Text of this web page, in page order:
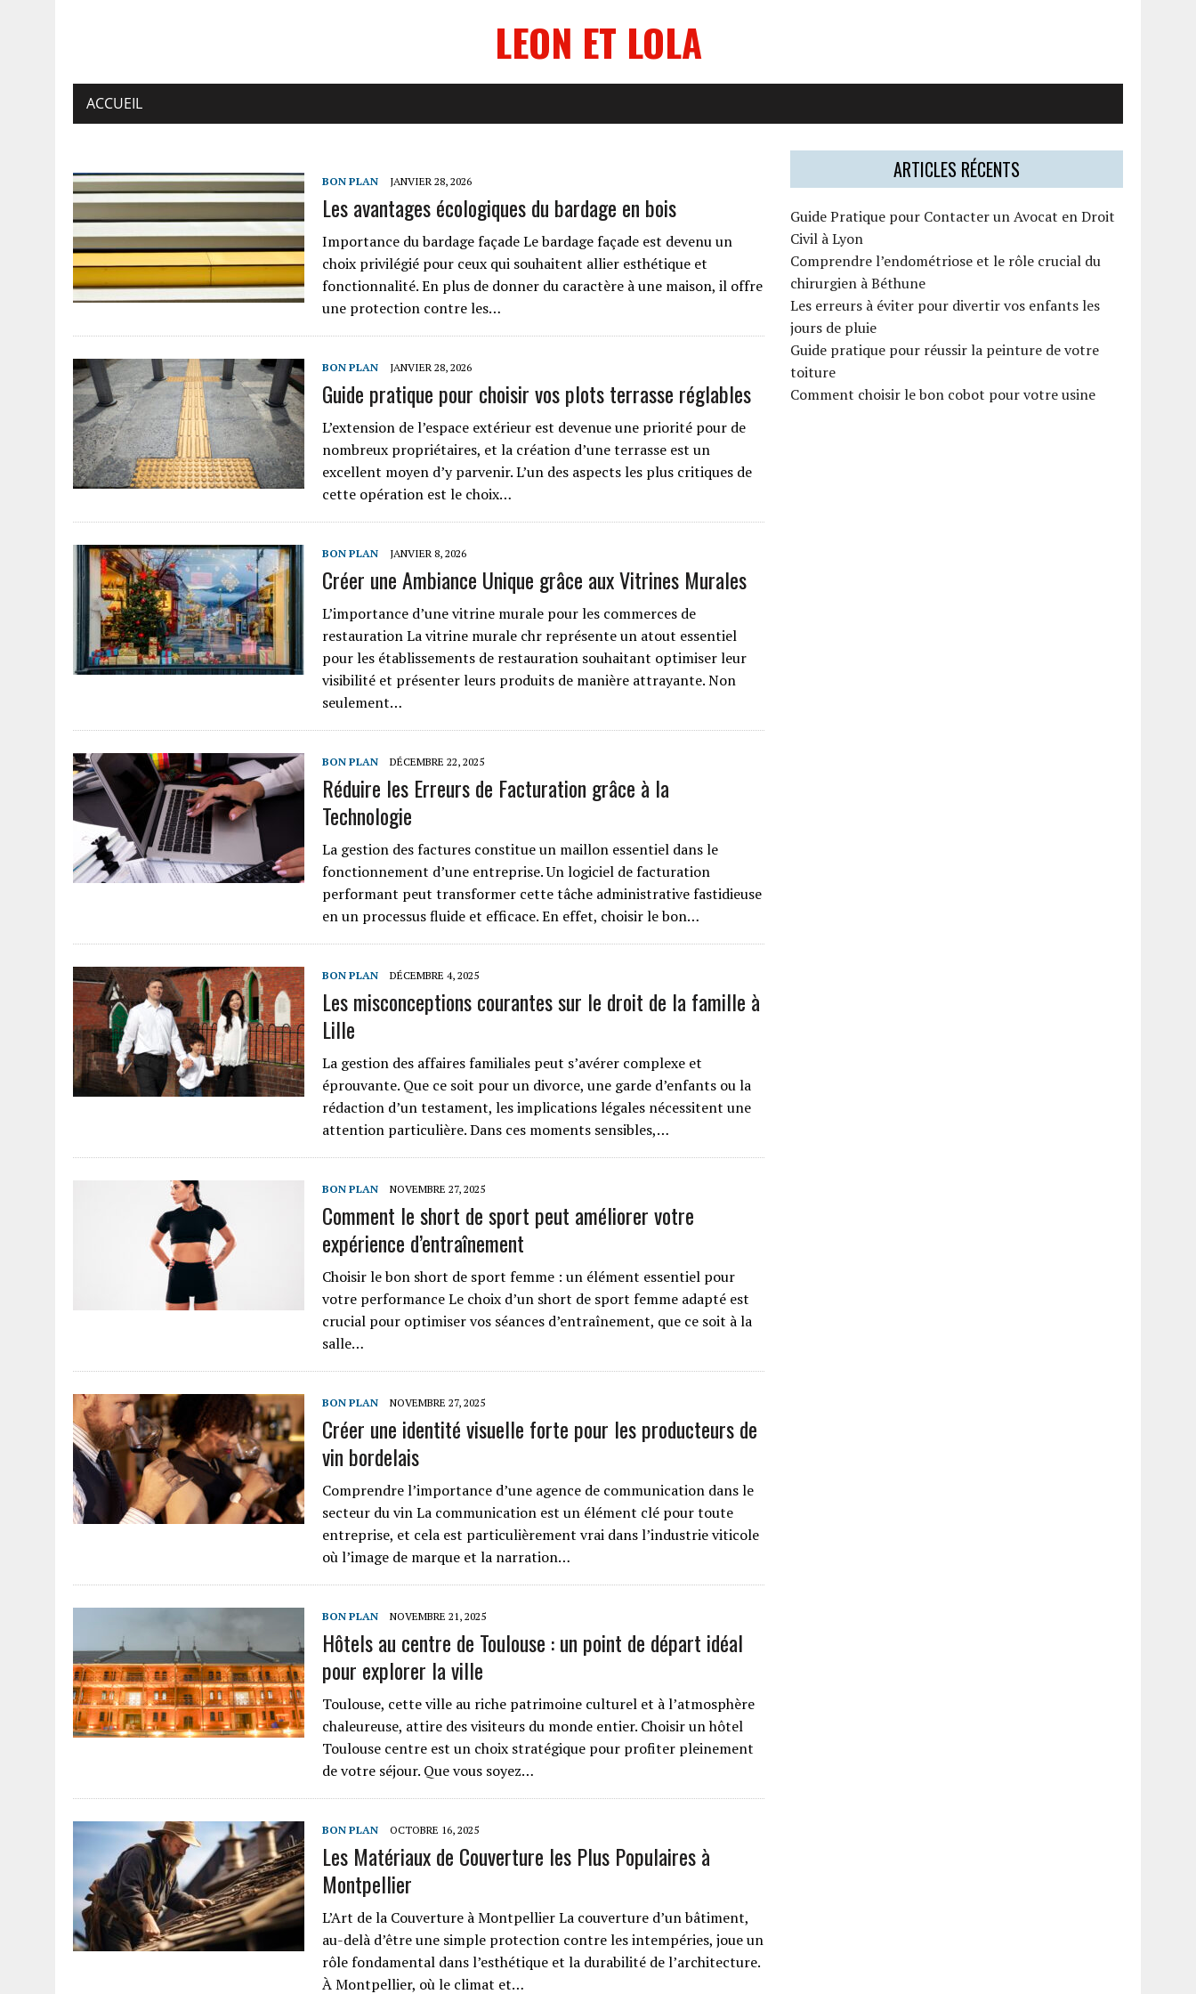
LEON ET LOLA
ACCUEIL
BON PLAN JANVIER 28, 2026
Les avantages écologiques du bardage en bois
Importance du bardage façade Le bardage façade est devenu un
choix privilégié pour ceux qui souhaitent allier esthétique et
fonctionnalité. En plus de donner du caractère à une maison, il offre
une protection contre les…
BON PLAN JANVIER 28, 2026
Guide pratique pour choisir vos plots terrasse réglables
L’extension de l’espace extérieur est devenue une priorité pour de
nombreux propriétaires, et la création d’une terrasse est un
excellent moyen d’y parvenir. L’un des aspects les plus critiques de
cette opération est le choix…
BON PLAN JANVIER 8, 2026
Créer une Ambiance Unique grâce aux Vitrines Murales
L’importance d’une vitrine murale pour les commerces de
restauration La vitrine murale chr représente un atout essentiel
pour les établissements de restauration souhaitant optimiser leur
visibilité et présenter leurs produits de manière attrayante. Non
seulement…
BON PLAN DÉCEMBRE 22, 2025
Réduire les Erreurs de Facturation grâce à la
Technologie
La gestion des factures constitue un maillon essentiel dans le
fonctionnement d’une entreprise. Un logiciel de facturation
performant peut transformer cette tâche administrative fastidieuse
en un processus fluide et efficace. En effet, choisir le bon…
BON PLAN DÉCEMBRE 4, 2025
Les misconceptions courantes sur le droit de la famille à
Lille
La gestion des affaires familiales peut s’avérer complexe et
éprouvante. Que ce soit pour un divorce, une garde d’enfants ou la
rédaction d’un testament, les implications légales nécessitent une
attention particulière. Dans ces moments sensibles,…
BON PLAN NOVEMBRE 27, 2025
Comment le short de sport peut améliorer votre
expérience d’entraînement
Choisir le bon short de sport femme : un élément essentiel pour
votre performance Le choix d’un short de sport femme adapté est
crucial pour optimiser vos séances d’entraînement, que ce soit à la
salle…
BON PLAN NOVEMBRE 27, 2025
Créer une identité visuelle forte pour les producteurs de
vin bordelais
Comprendre l’importance d’une agence de communication dans le
secteur du vin La communication est un élément clé pour toute
entreprise, et cela est particulièrement vrai dans l’industrie viticole
où l’image de marque et la narration…
BON PLAN NOVEMBRE 21, 2025
Hôtels au centre de Toulouse : un point de départ idéal
pour explorer la ville
Toulouse, cette ville au riche patrimoine culturel et à l’atmosphère
chaleureuse, attire des visiteurs du monde entier. Choisir un hôtel
Toulouse centre est un choix stratégique pour profiter pleinement
de votre séjour. Que vous soyez…
BON PLAN OCTOBRE 16, 2025
Les Matériaux de Couverture les Plus Populaires à
Montpellier
L’Art de la Couverture à Montpellier La couverture d’un bâtiment,
au-delà d’être une simple protection contre les intempéries, joue un
rôle fondamental dans l’esthétique et la durabilité de l’architecture.
À Montpellier, où le climat et…
ARTICLES RÉCENTS
Guide Pratique pour Contacter un Avocat en Droit
Civil à Lyon
Comprendre l’endométriose et le rôle crucial du
chirurgien à Béthune
Les erreurs à éviter pour divertir vos enfants les
jours de pluie
Guide pratique pour réussir la peinture de votre
toiture
Comment choisir le bon cobot pour votre usine